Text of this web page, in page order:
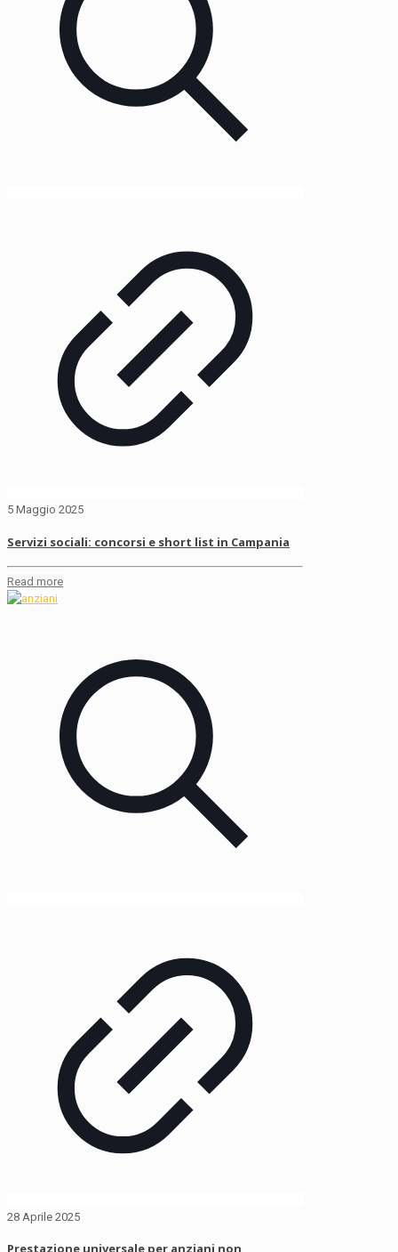
5 Maggio 2025
Servizi sociali: concorsi e short list in Campania
Read more
28 Aprile 2025
Prestazione universale per anziani non